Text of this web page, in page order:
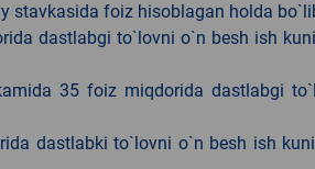
stavkasida foiz hisoblagan holda
dastlabgi to`lovni o`n besh ish
35 foiz miqdorida dastlabgi
dastlabki to`lovni o`n besh ish